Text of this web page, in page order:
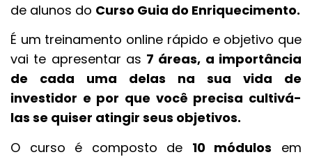
de alunos do Curso Guia do Enriquecimento.
É um treinamento online rápido e objetivo que
vai te apresentar as 7 áreas, a importância
de cada uma delas na sua vida de
investidor e por que você precisa cultivá-
las se quiser atingir seus objetivos.
O curso é composto de 10 módulos em